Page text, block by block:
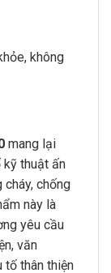
không
mang lại
thuật ấn
chống
này là
yêu cầu
văn
tố thân thiện